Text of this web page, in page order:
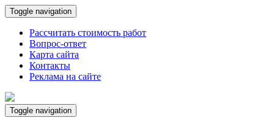
Toggle navigation
Рассчитать стоимость работ
Вопрос-ответ
Карта сайта
Контакты
Реклама на сайте
Toggle navigation